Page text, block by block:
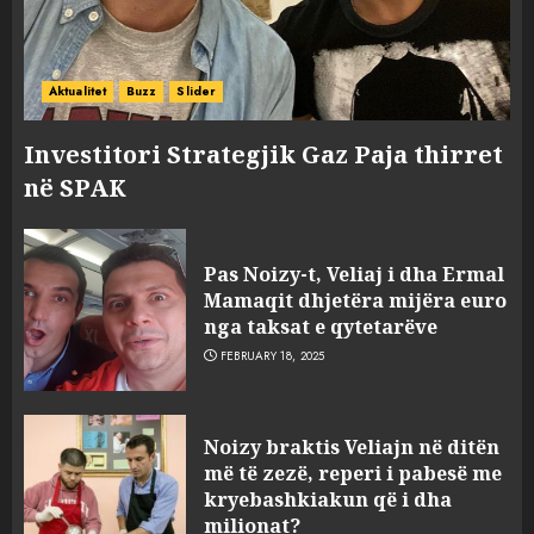
Aktualitet Buzz Slider
Investitori Strategjik Gaz Paja thirret
në SPAK
Pas Noizy-t, Veliaj i dha Ermal
Mamaqit dhjetëra mijëra euro
nga taksat e qytetarëve
FEBRUARY 18, 2025
Noizy braktis Veliajn në ditën
më të zezë, reperi i pabesë me
kryebashkiakun që i dha
milionat?
3
sulmuan “One Albania”,
ngjarja u fsheh. A u vodhën
serverat?
çfarë dënimi kërkon për
Mariela dhe Antonela
Berishën